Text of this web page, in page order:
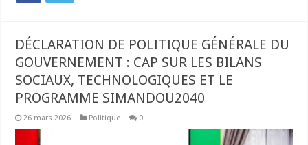
DÉCLARATION DE POLITIQUE GÉNÉRALE DU
GOUVERNEMENT : CAP SUR LES BILANS
SOCIAUX, TECHNOLOGIQUES ET LE
PROGRAMME SIMANDOU2040
26 mars 2026 Politique 0